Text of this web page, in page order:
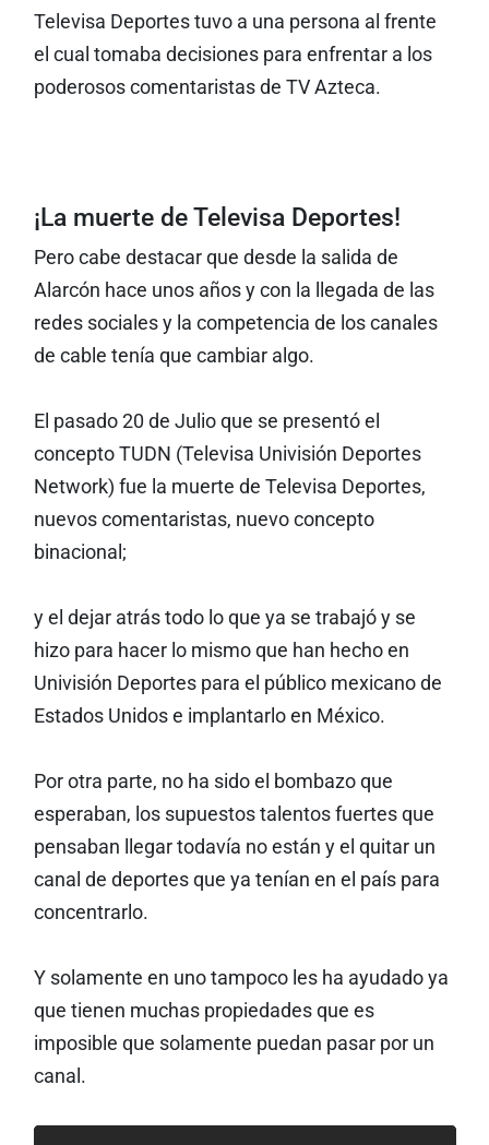
Televisa Deportes tuvo a una persona al frente
el cual tomaba decisiones para enfrentar a los
poderosos comentaristas de TV Azteca.
¡La muerte de Televisa Deportes!
Pero cabe destacar que desde la salida de
Alarcón hace unos años y con la llegada de las
redes sociales y la competencia de los canales
de cable tenía que cambiar algo.
El pasado 20 de Julio que se presentó el
concepto TUDN (Televisa Univisión Deportes
Network) fue la muerte de Televisa Deportes,
nuevos comentaristas, nuevo concepto
binacional;
y el dejar atrás todo lo que ya se trabajó y se
hizo para hacer lo mismo que han hecho en
Univisión Deportes para el público mexicano de
Estados Unidos e implantarlo en México.
Por otra parte, no ha sido el bombazo que
esperaban, los supuestos talentos fuertes que
pensaban llegar todavía no están y el quitar un
canal de deportes que ya tenían en el país para
concentrarlo.
Y solamente en uno tampoco les ha ayudado ya
que tienen muchas propiedades que es
imposible que solamente puedan pasar por un
canal.